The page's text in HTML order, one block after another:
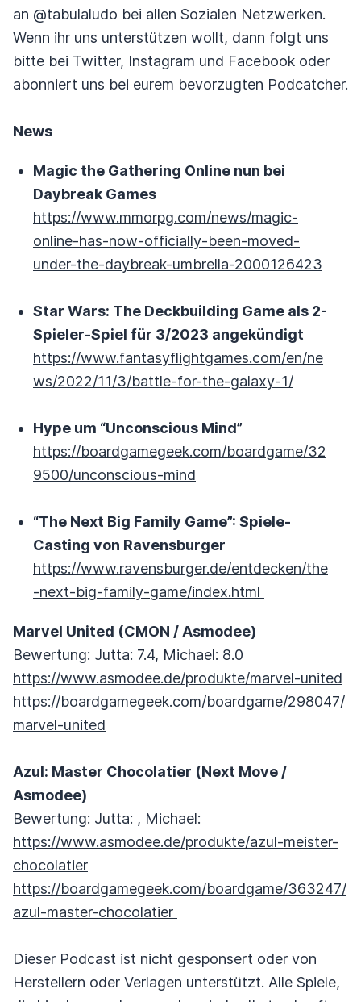
an @tabulaludo bei allen Sozialen Netzwerken.
Wenn ihr uns unterstützen wollt, dann folgt uns
bitte bei Twitter, Instagram und Facebook oder
abonniert uns bei eurem bevorzugten Podcatcher.
News
Magic the Gathering Online nun bei
Daybreak Games
https://www.mmorpg.com/news/magic-
online-has-now-officially-been-moved-
under-the-daybreak-umbrella-2000126423
Star Wars: The Deckbuilding Game als 2-
Spieler-Spiel für 3/2023 angekündigt
https://www.fantasyflightgames.com/en/ne
ws/2022/11/3/battle-for-the-galaxy-1/
Hype um “Unconscious Mind”
https://boardgamegeek.com/boardgame/32
9500/unconscious-mind
“The Next Big Family Game”: Spiele-
Casting von Ravensburger
https://www.ravensburger.de/entdecken/the
-next-big-family-game/index.html
Marvel United (CMON / Asmodee)
Bewertung: Jutta: 7.4, Michael: 8.0
https://www.asmodee.de/produkte/marvel-united
https://boardgamegeek.com/boardgame/298047/
marvel-united
Azul: Master Chocolatier (Next Move /
Asmodee)
Bewertung: Jutta: , Michael:
https://www.asmodee.de/produkte/azul-meister-
chocolatier
https://boardgamegeek.com/boardgame/363247/
azul-master-chocolatier
Dieser Podcast ist nicht gesponsert oder von
Herstellern oder Verlagen unterstützt. Alle Spiele,